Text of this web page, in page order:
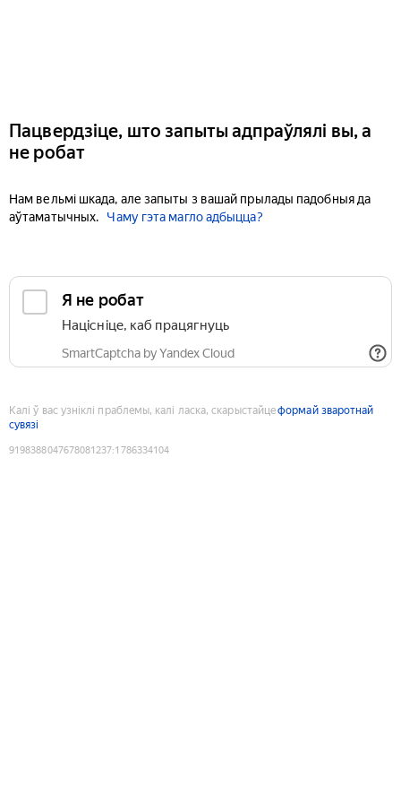
Пацвердзіце, што запыты адпраўлялі вы, а
не робат
Нам вельмі шкада, але запыты з вашай прылады падобныя да
аўтаматычных.
Чаму гэта магло адбыцца?
Я не робат
Націсніце, каб працягнуць
SmartCaptcha by Yandex Cloud
Калі ў вас узніклі праблемы, калі ласка, скарыстайцеформай зваротнай
сувязі
9198388047678081237:1786334104